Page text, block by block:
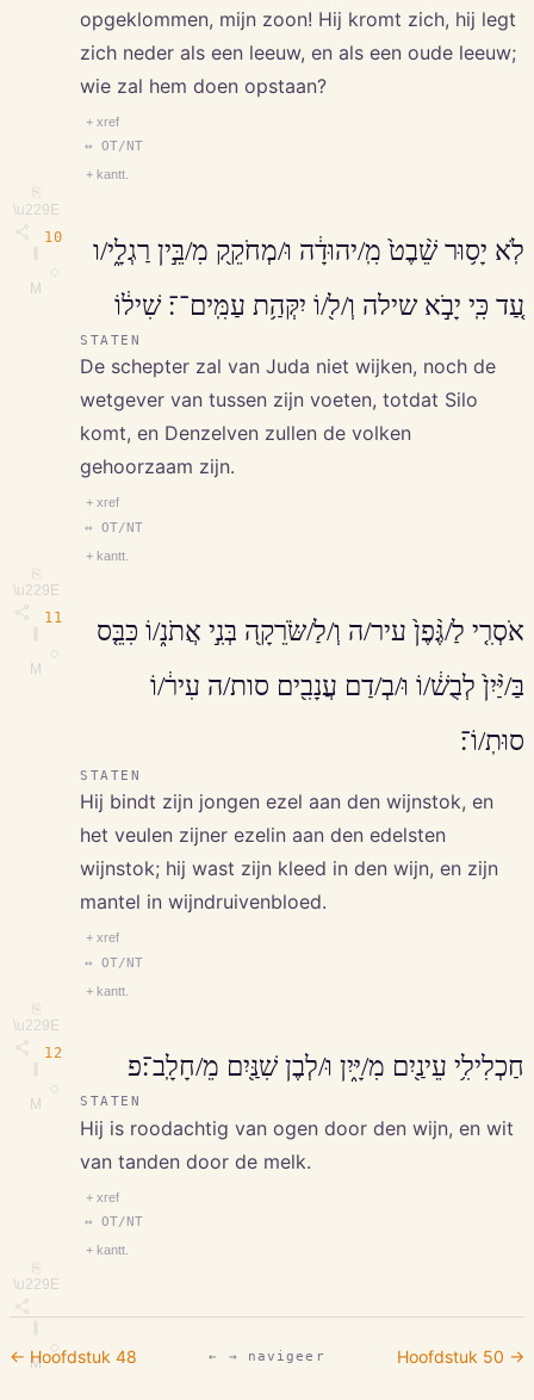
⎘
\u229E
M
opgeklommen, mijn zoon! Hij kromt zich, hij legt
zich neder als een leeuw, en als een oude leeuw;
wie zal hem doen opstaan?
+ xref
↔ OT/NT
+ kantt.
10
⎘
\u229E
M
לֹֽא יָס֥וּר שֵׁ֨בֶט֙ מִֽ/יהוּדָ֔ה וּ/מְחֹקֵ֖ק מִ/בֵּ֣ין רַגְלָ֑י/ו
עַ֚ד כִּֽי יָבֹ֣א שילה וְ/ל֖/וֹ יִקְּהַ֥ת עַמִּֽים־־׃ שִׁיל֔וֹ
STATEN
De schepter zal van Juda niet wijken, noch de
wetgever van tussen zijn voeten, totdat Silo
komt, en Denzelven zullen de volken
gehoorzaam zijn.
+ xref
↔ OT/NT
+ kantt.
11
⎘
\u229E
M
אֹסְרִ֤י לַ/גֶּ֨פֶן֙ עיר/ה וְ/לַ/שֹּׂרֵקָ֖ה בְּנִ֣י אֲתֹנ֑/וֹ כִּבֵּ֤ס
בַּ/יַּ֨יִן֙ לְבֻשׁ֔/וֹ וּ/בְ/דַם עֲנָבִ֖ים סות/ה עִיר֔/וֹ
סוּתֽ/וֹ־׃
STATEN
Hij bindt zijn jongen ezel aan den wijnstok, en
het veulen zijner ezelin aan den edelsten
wijnstok; hij wast zijn kleed in den wijn, en zijn
mantel in wijndruivenbloed.
+ xref
↔ OT/NT
+ kantt.
12
⎘
\u229E
M
חַכְלִילִ֥י עֵינַ֖יִם מִ/יָּ֑יִן וּ/לְבֶן שִׁנַּ֖יִם מֵ/חָלָֽב־׃פ
STATEN
Hij is roodachtig van ogen door den wijn, en wit
van tanden door de melk.
+ xref
↔ OT/NT
+ kantt.
← Hoofdstuk 48 ← → navigeer Hoofdstuk 50 →